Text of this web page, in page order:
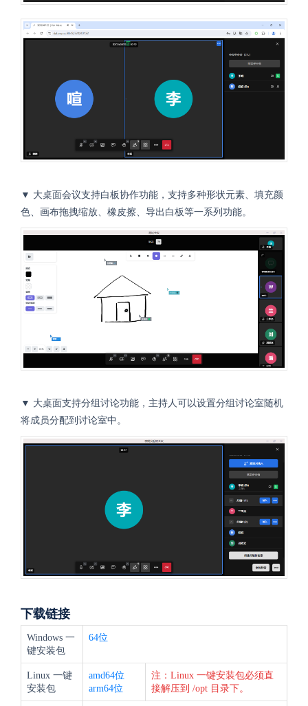
▼ 大桌面会议支持白板协作功能，支持多种形状元素、填充颜
色、画布拖拽缩放、橡皮擦、导出白板等一系列功能。
▼ 大桌面支持分组讨论功能，主持人可以设置分组讨论室随机
将成员分配到讨论室中。
下载链接
Windows 一
键安装包
64位
Linux 一键
安装包
amd64位
arm64位
注：Linux 一键安装包必须直
接解压到 /opt 目录下。